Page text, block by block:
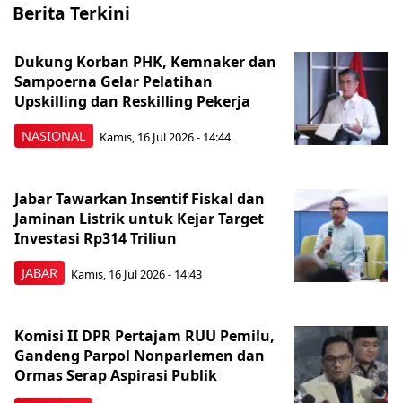
Berita Terkini
NASIONAL
Dukung Korban PHK, Kemnaker dan
Sampoerna Gelar Pelatihan
Upskilling dan Reskilling Pekerja
Kamis, 16 Jul 2026 - 14:44
JABAR
Jabar Tawarkan Insentif Fiskal dan
Jaminan Listrik untuk Kejar Target
Investasi Rp314 Triliun
Kamis, 16 Jul 2026 - 14:43
Komisi II DPR Pertajam RUU Pemilu,
Gandeng Parpol Nonparlemen dan
Ormas Serap Aspirasi Publik